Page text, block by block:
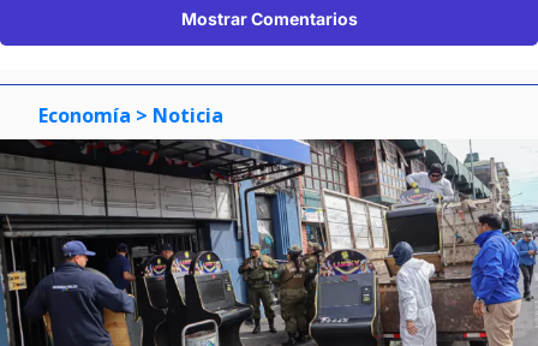
Mostrar Comentarios
Economía > Noticia